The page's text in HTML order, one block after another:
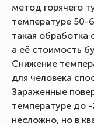
метод горячего
температуре 50-
такая обработка
а её стоимость
Снижение
для человека
Зараженные
температуре до
несложно, но в